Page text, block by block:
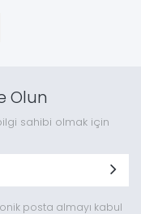
Olun
sahibi olmak için
posta almayı kabul